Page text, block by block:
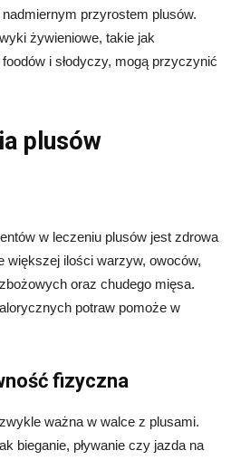
przyrostem plusów.
żywieniowe, takie jak
i słodyczy, mogą przyczynić
plusów
w leczeniu plusów jest zdrowa
większej ilości warzyw, owoców,
oraz chudego mięsa.
potraw pomoże w
fizyczna
ważna w walce z plusami.
bieganie, pływanie czy jazda na